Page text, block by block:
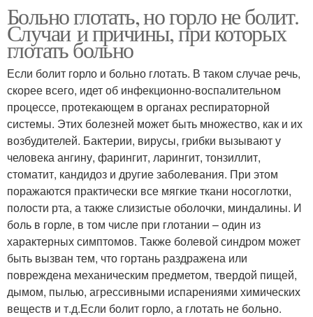
Больно глотать, но горло не болит.
Случаи и причины, при которых
глотать больно
Если болит горло и больно глотать. В таком случае речь,
скорее всего, идет об инфекционно-воспалительном
процессе, протекающем в органах респираторной
системы. Этих болезней может быть множество, как и их
возбудителей. Бактерии, вирусы, грибки вызывают у
человека ангину, фарингит, ларингит, тонзиллит,
стоматит, кандидоз и другие заболевания. При этом
поражаются практически все мягкие ткани носоглотки,
полости рта, а также слизистые оболочки, миндалины. И
боль в горле, в том числе при глотании – один из
характерных симптомов. Также болевой синдром может
быть вызван тем, что гортань раздражена или
повреждена механическим предметом, твердой пищей,
дымом, пылью, агрессивными испарениями химических
веществ и т.д.Если болит горло, а глотать не больно.